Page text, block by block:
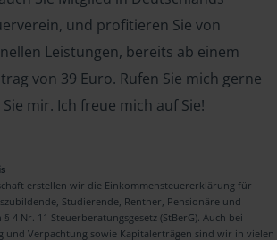
und profitieren Sie von
Leistungen, bereits ab einem
von 39 Euro. Rufen Sie mich gerne
mir. Ich freue mich auf Sie!
erstellen wir die Einkommensteuererklärung für
Studierende, Rentner, Pensionäre und
4 Nr. 11 Steuerberatungsgesetz (StBerG). Auch bei
und Verpachtung sowie Kapitalerträgen sind wir in vielen